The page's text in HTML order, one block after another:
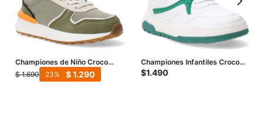
Championes de Niño Croco
Kids ORCHID acordonado -
$ 1.690 $1.290
23
Championes Infantiles Croco
Kids Ipsa - Verde
$1.490